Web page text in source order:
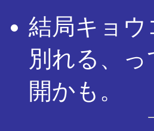
結局キョ
別れる、
開かも。